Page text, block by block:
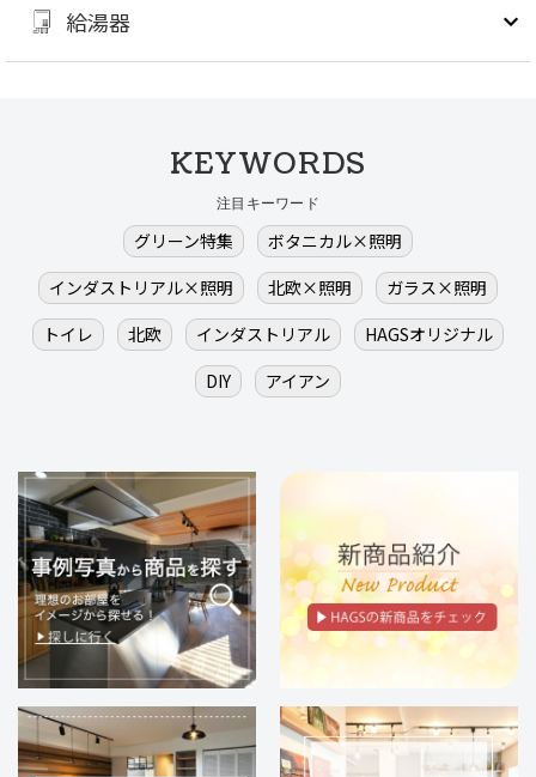
給湯器
KEYWORDS
注目キーワード
グリーン特集
ボタニカル×照明
インダストリアル×照明
北欧×照明
ガラス×照明
トイレ
北欧 インダストリアル
HAGSオリジナル
DIY
アイアン